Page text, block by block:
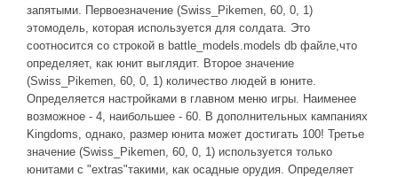
запятыми. Первоезначение (Swiss_Pikemen, 60, 0, 1)
этомодель, которая используется для солдата. Это
соотносится со строкой в battle_models.models db файле,что
определяет, как юнит выглядит. Второе значение
(Swiss_Pikemen, 60, 0, 1) количество людей в юните.
Определяется настройками в главном меню игры. Наименее
возможное - 4, наибольшее - 60. В дополнительных кампаниях
Kingdoms, однако, размер юнита может достигать 100! Третье
значение (Swiss_Pikemen, 60, 0, 1) используется только
юнитами с "extras"такими, как осадные орудия. Определяет